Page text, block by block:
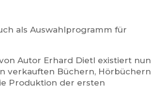
als Auswahlprogramm für
Autor Erhard Dietl existiert nun
verkauften Büchern, Hörbüchern
Produktion der ersten